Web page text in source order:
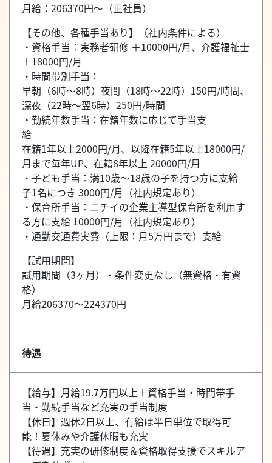
月給：206370円～（正社員）
【その他、各種手当あり】（社内条件による）
・資格手当：実務者研修 ＋10000円/月、介護福祉士
＋18000円/月
・時間帯別手当：
早朝（6時～8時）夜間（18時～22時）150円/時間、
深夜（22時～翌6時）250円/時間
・勤続年数手当：在籍年数に応じて手当支
給
在籍1年以上2000円/月、以降在籍5年以上18000円/
月まで毎年UP、在籍8年以上 20000円/月
・子ども手当：満10歳～18歳の子を持つ方に支給
子1名につき 3000円/月（社内規定あり）
・保育所手当：ニチイの企業主導型保育所を利用す
る方に支給 10000円/月（社内規定あり）
・通勤交通費実費（上限：月5万円まで）支給
【試用期間】
試用期間（3ヶ月）・条件変更なし（無資格・有資
格）
月給206370～224370円
待遇
【給与】月給19.7万円以上＋資格手当・時間帯手
当・勤続手当など充実の手当制度
【休日】週休2日以上、有給は半日単位で取得可
能！夏休みや介護休暇も充実
【待遇】充実の研修制度＆資格取得支援でスキルア